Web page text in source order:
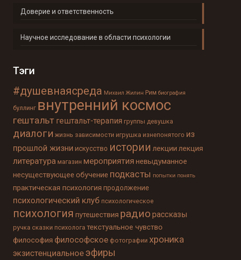
Доверие и ответственность
Научное исследование в области психологии
Тэги
#душевнаясреда Михаил Жилин Рим биография
буллинг внутренний космос
гештальт гештальт-терапия группы девушка
диалоги жизнь зависимости игрушка изнепонятого из
прошлой жизни искусство истории лекции лекция
литература магазин мероприятия невыдуманное
несуществующее обучение подкасты попытки понять
практическая психология продолжение
психологический клуб психологическое
психология путешествия радио рассказы
ручка сказки психолога текстуальное чувство
философия философское фотографии хроника
экзистенциальное эфиры